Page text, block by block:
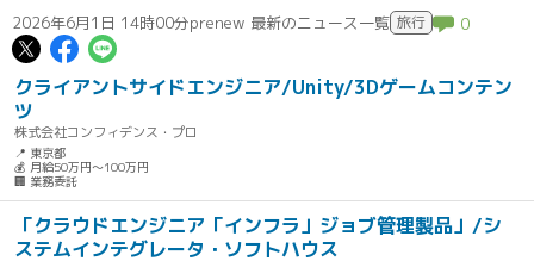
2026年6月1日 14時00分prenew 最新のニュース一覧 旅行 0
この記事についてポスト
この記事についてFacebookでシェ
クライアントサイドエンジニア/Unity/3Dゲームコンテン
ツ
株式会社コンフィデンス・プロ
📍 東京都
💰 月給50万円～100万円
🏢 業務委託
「クラウドエンジニア「インフラ」ジョブ管理製品」/シ
ステムインテグレータ・ソフトハウス